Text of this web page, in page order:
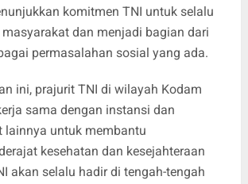
komitmen TNI untuk selalu
dan menjadi bagian dari
permasalahan sosial yang ada.
ini, prajurit TNI di wilayah Kodam
sama dengan instansi dan
lainnya untuk membantu
kesehatan dan kesejahteraan
akan selalu hadir di tengah-tengah